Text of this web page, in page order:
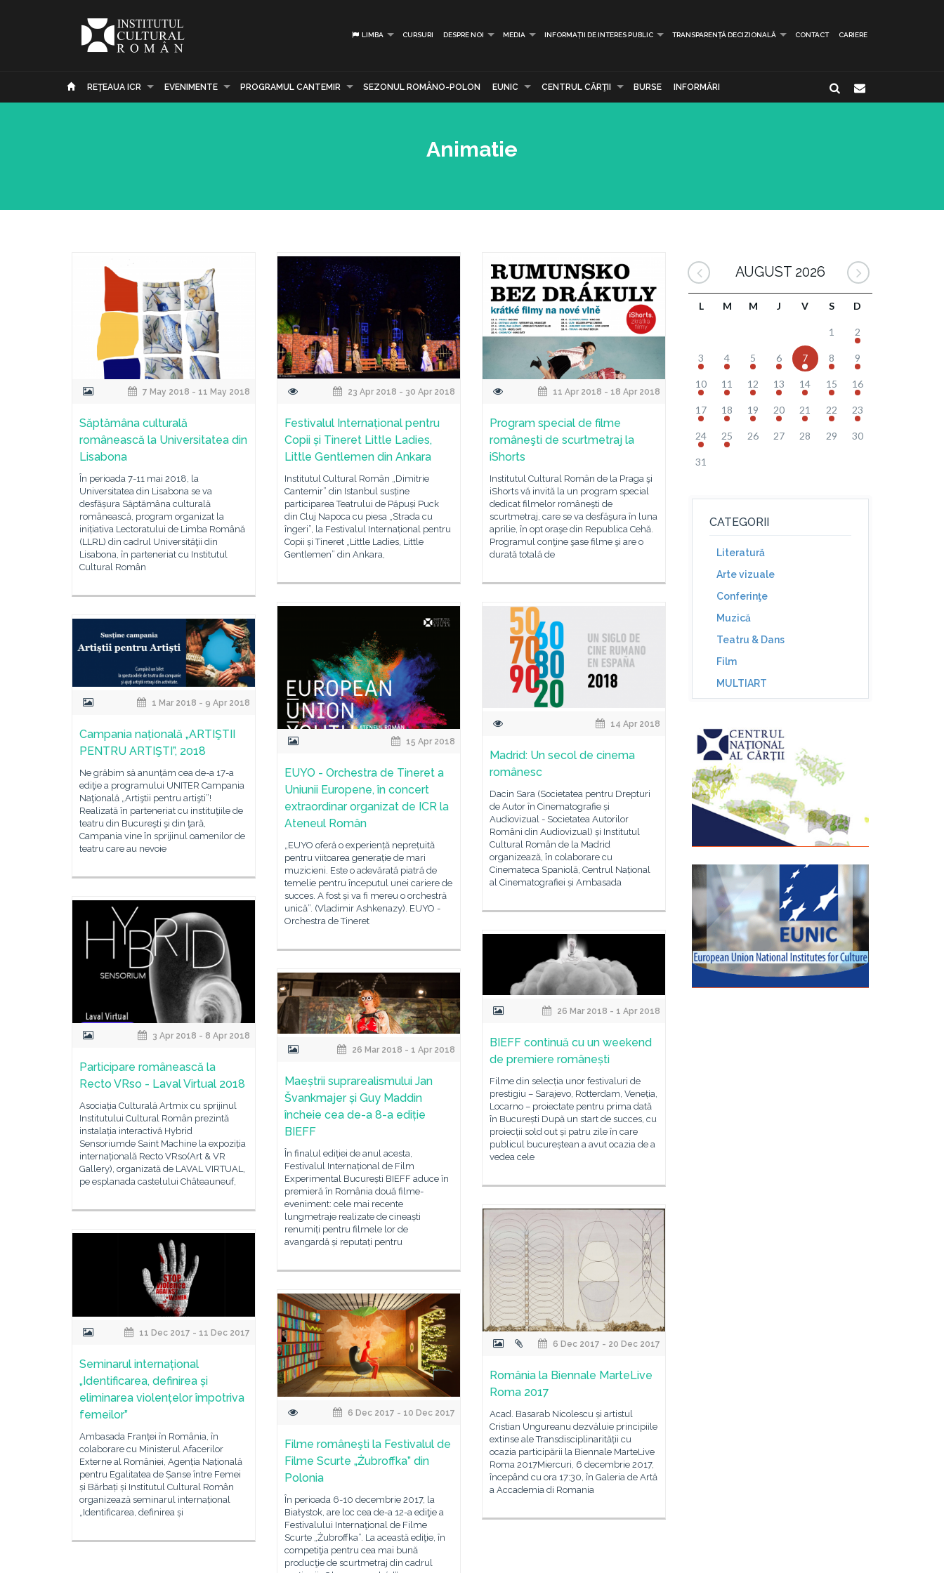
LIMBA CURSURI DESPRE NOI MEDIA INFORMAȚII DE INTERES PUBLIC TRANSPARENȚĂ DECIZIONALĂ CONTACT CARIERE
REŢEAUA ICR EVENIMENTE PROGRAMUL CANTEMIR SEZONUL ROMÂNO-POLON EUNIC CENTRUL CĂRŢII BURSE INFORMĂRI
Animatie
7 May 2018 - 11 May 2018
Săptămâna culturală
românească la Universitatea din
Lisabona
În perioada 7-11 mai 2018, la
Universitatea din Lisabona se va
desfășura Săptămâna culturală
românească, program organizat la
inițiativa Lectoratului de Limba Română
(LLRL) din cadrul Universităţii din
Lisabona, în parteneriat cu Institutul
Cultural Român
23 Apr 2018 - 30 Apr 2018
Festivalul Internațional pentru
Copii și Tineret Little Ladies,
Little Gentlemen din Ankara
Institutul Cultural Român „Dimitrie
Cantemir” din Istanbul susține
participarea Teatrului de Păpuși Puck
din Cluj Napoca cu piesa „Strada cu
îngeri”, la Festivalul Internațional pentru
Copii și Tineret „Little Ladies, Little
Gentlemen” din Ankara,
11 Apr 2018 - 18 Apr 2018
Program special de filme
româneşti de scurtmetraj la
iShorts
Institutul Cultural Român de la Praga şi
iShorts vă invită la un program special
dedicat filmelor româneşti de
scurtmetraj, care se va desfăşura în luna
aprilie, în opt oraşe din Republica Cehă.
Programul conţine şase filme şi are o
durată totală de
15 Apr 2018
EUYO - Orchestra de Tineret a
Uniunii Europene, în concert
extraordinar organizat de ICR la
Ateneul Român
„EUYO oferă o experiență neprețuită
pentru viitoarea generație de mari
muzicieni. Este o adevărată piatră de
temelie pentru începutul unei cariere de
succes. A fost și va fi mereu o orchestră
unică”. (Vladimir Ashkenazy). EUYO -
Orchestra de Tineret
14 Apr 2018
Madrid: Un secol de cinema
românesc
Dacin Sara (Societatea pentru Drepturi
de Autor în Cinematografie și
Audiovizual - Societatea Autorilor
Români din Audiovizual) și Institutul
Cultural Român de la Madrid
organizează, în colaborare cu
Cinemateca Spaniolă, Centrul Național
al Cinematografiei și Ambasada
1 Mar 2018 - 9 Apr 2018
Campania națională „ARTIŞTII
PENTRU ARTIŞTI”, 2018
Ne grăbim să anunțăm cea de-a 17-a
ediţie a programului UNITER Campania
Naţională „Artiştii pentru artişti”!
Realizată în parteneriat cu instituţiile de
teatru din Bucureşti şi din ţară,
Campania vine în sprijinul oamenilor de
teatru care au nevoie
3 Apr 2018 - 8 Apr 2018
Participare românească la
Recto VRso - Laval Virtual 2018
Asociația Culturală Artmix cu sprijinul
Institutului Cultural Român prezintă
instalația interactivă Hybrid
Sensoriumde Saint Machine la expoziția
internațională Recto VRso(Art & VR
Gallery), organizată de LAVAL VIRTUAL,
pe esplanada castelului Châteauneuf,
26 Mar 2018 - 1 Apr 2018
BIEFF continuă cu un weekend
de premiere românești
Filme din selecția unor festivaluri de
prestigiu – Sarajevo, Rotterdam, Veneția,
Locarno – proiectate pentru prima dată
în București După un start de succes, cu
proiecții sold out și patru zile în care
publicul bucureștean a avut ocazia de a
vedea cele
26 Mar 2018 - 1 Apr 2018
Maeștrii suprarealismului Jan
Švankmajer și Guy Maddin
încheie cea de-a 8-a ediție
BIEFF
În finalul ediției de anul acesta,
Festivalul Internațional de Film
Experimental București BIEFF aduce în
premieră în România două filme-
eveniment: cele mai recente
lungmetraje realizate de cineaști
renumiți pentru filmele lor de
avangardă și reputați pentru
6 Dec 2017 - 20 Dec 2017
România la Biennale MarteLive
Roma 2017
Acad. Basarab Nicolescu și artistul
Cristian Ungureanu dezvăluie principiile
extinse ale Transdisciplinarității cu
ocazia participării la Biennale MarteLive
Roma 2017Miercuri, 6 decembrie 2017,
începând cu ora 17:30, în Galeria de Artă
a Accademia di Romania
11 Dec 2017 - 11 Dec 2017
Seminarul internațional
„Identificarea, definirea și
eliminarea violențelor împotriva
femeilor”
Ambasada Franței în România, în
colaborare cu Ministerul Afacerilor
Externe al României, Agenția Națională
pentru Egalitatea de Șanse între Femei
și Bărbați și Institutul Cultural Român
organizează seminarul internațional
„Identificarea, definirea și
6 Dec 2017 - 10 Dec 2017
Filme româneşti la Festivalul de
Filme Scurte „Żubroffka” din
Polonia
În perioada 6-10 decembrie 2017, la
Białystok, are loc cea de-a 12-a ediţie a
Festivalului Internaţional de Filme
Scurte „Żubroffka”. La această ediţie, în
competiţia pentru cea mai bună
producţie de scurtmetraj din cadrul
AUGUST 2026
L M M J V S D
1 2
3 4 5 6 7 8 9
10 11 12 13 14 15 16
17 18 19 20 21 22 23
24 25 26 27 28 29 30
31
CATEGORII
Literatură
Arte vizuale
Conferinţe
Muzică
Teatru & Dans
Film
MULTIART